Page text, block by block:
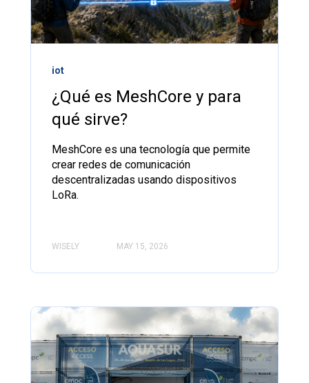
iot
¿Qué es MeshCore y para
qué sirve?
MeshCore es una tecnología que permite
crear redes de comunicación
descentralizadas usando dispositivos
LoRa.
WISELY MAY 15, 2026